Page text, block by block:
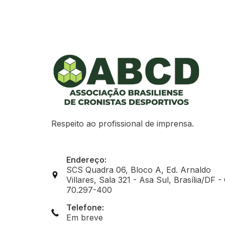
Respeito ao profissional de imprensa.
Endereço:
SCS Quadra 06, Bloco A, Ed. Arnaldo
Villares, Sala 321 - Asa Sul, Brasília/DF -
70.297-400
Telefone:
Em breve